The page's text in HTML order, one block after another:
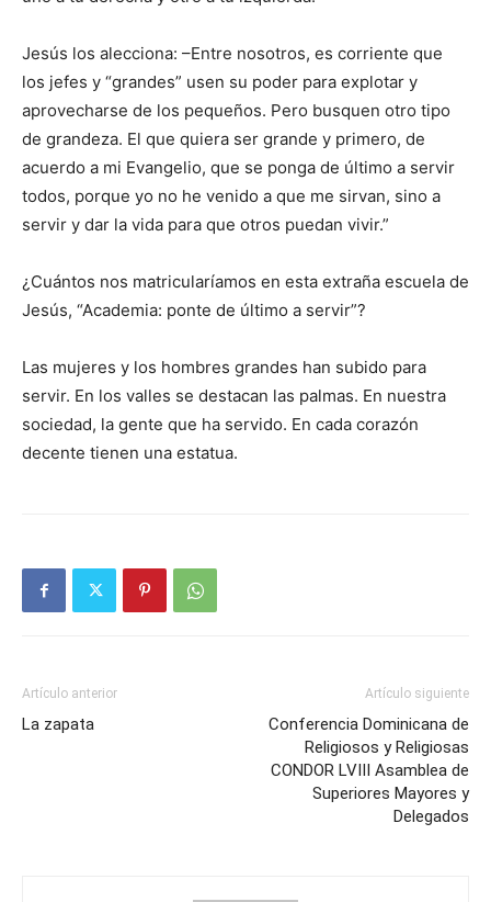
Jesús los alecciona: –Entre nosotros, es corriente que
los jefes y “grandes” usen su poder para explotar y
aprovecharse de los pequeños. Pero busquen otro tipo
de grandeza. El que quiera ser grande y primero, de
acuerdo a mi Evangelio, que se ponga de último a servir
todos, porque yo no he venido a que me sirvan, sino a
servir y dar la vida para que otros puedan vivir.”
¿Cuántos nos matricularía­mos en esta extraña escuela de
Jesús, “Academia: ponte de último a servir”?
Las mujeres y los hombres grandes han subido para
servir. En los valles se destacan las palmas. En nuestra
sociedad, la gente que ha servido. En cada corazón
decente tienen una estatua.
Artículo anterior
La zapata
Artículo siguiente
Conferencia Dominicana de
Religiosos y Religiosas
CONDOR LVIII Asamblea de
Superiores Mayores y
Delegados